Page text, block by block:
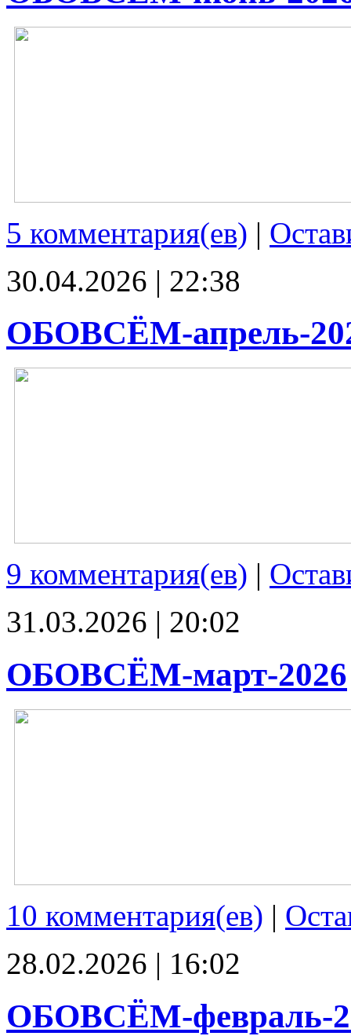
5 комментария(ев) |
30.04.2026 | 22:38
ОБОВСЁМ-апрель-
9 комментария(ев) |
31.03.2026 | 20:02
ОБОВСЁМ-март-2026
10 комментария(ев) |
28.02.2026 | 16:02
ОБОВСЁМ-февраль-